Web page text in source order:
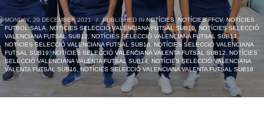
MONDAY, 20 DECEMBER 2021 / PUBLISHED INNOTÍCIES, NOTÍCIES FFCV, NOTÍCIES
FUTBOL SALA
NOTÍCIES SELECCIÓ VALENCIANA FUTSAL SUB10, NOTÍCIES SELECCIÓ
VALENCIANA FUTSAL SUB12
NOTÍCIES SELECCIÓ VALENCIANA FUTSAL SUB14,
NOTÍCIES SELECCIÓ VALENCIANA FUTSAL SUB16
NOTÍCIES SELECCIÓ VALENCIANA
FUTSAL SUB19,NOTÍCIES SELECCIÓ VALENCIANA VALENTA FUTSAL SUB12
NOTÍCIES
SELECCIÓ VALENCIANA VALENTA FUTSAL SUB14,
NOTÍCIES SELECCIÓ VALENCIANA
VALENTA FUTSAL SUB16 ,NOTÍCIES SELECCIÓ VALENCIANA VALENTA FUTSAL SUB19